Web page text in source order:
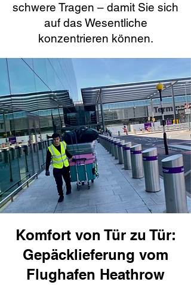
schwere Tragen – damit Sie sich
auf das Wesentliche
konzentrieren können.
Komfort von Tür zu Tür:
Gepäcklieferung vom
Flughafen Heathrow